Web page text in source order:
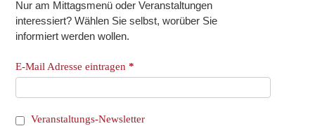
Nur am Mittagsmenü oder Veranstaltungen
interessiert? Wählen Sie selbst, worüber Sie
informiert werden wollen.
E-Mail Adresse eintragen*
Veranstaltungs-Newsletter